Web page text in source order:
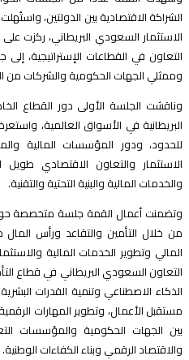
الاقتصادية بين الدولتين،
السعودي البريطاني، ركزت على
في القطاعات الإستراتيجية، إلى
الجهات الحكومية والشركات من
الجلسة الأولى دور القطاع
في الأسواق العالمية،
ودور المؤسسات المالية
والتعاون الاقتصادي طويل
المالية والبنية التحتية والتقنية.
أعمال القمة جلسة متخصصة حول
خلال التأمين والتقاعد ورأس المال
وتطوير الخدمات المالية
السعودي البريطاني في قطاع
الاصطناعي وتنمية القدرات البشرية
الأعمال، وتطوير المهارات الرقمية
الجهات الحكومية والمؤسسات
الرقمي وبناء الكفاءات الوطنية.